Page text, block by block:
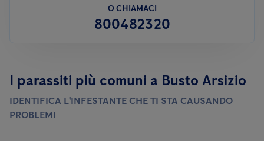
O CHIAMACI
800482320
I parassiti più comuni a Busto Arsizio
IDENTIFICA L'INFESTANTE CHE TI STA CAUSANDO
PROBLEMI